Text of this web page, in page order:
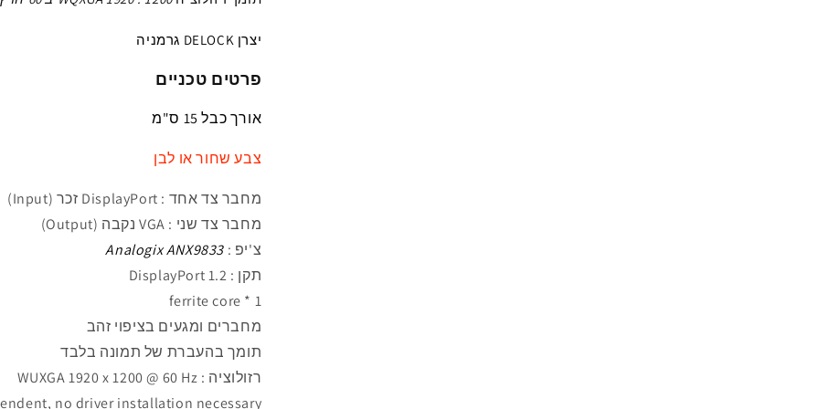
יצרן DELOCK גרמניה
פרטים טכניים
אורך כבל 15 ס"מ
צבע שחור או לבן
מחבר צד אחד : DisplayPort זכר (
Input)
מחבר צד שני : VGA נקבה (
Output)
צ'יפ : Analogix ANX9833
תקן : DisplayPort 1.2
1 * ferrite core
מחברים ומגעים בציפוי זהב
תומך בהעברת של תמונה בלבד
רזולוציה : WUXGA 1920 x 1200 @ 60 Hz
no driver installation necessary